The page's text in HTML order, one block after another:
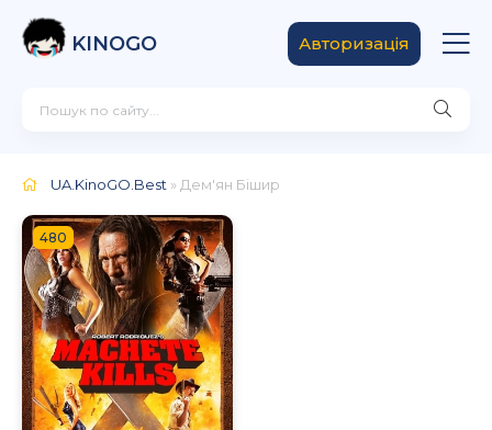
KINOGO Авторизація
UA.KinoGO.Best » Дем'ян Бішир
480